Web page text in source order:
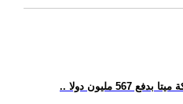
مليون دولا